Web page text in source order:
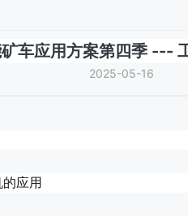
车应用方案第四季 ---
2025-05-16
应用